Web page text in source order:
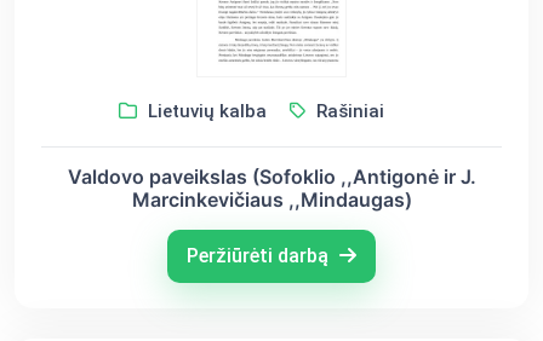
Lietuvių kalba Rašiniai
Valdovo paveikslas (Sofoklio ,,Antigonė ir J.
Marcinkevičiaus ,,Mindaugas)
Peržiūrėti darbą